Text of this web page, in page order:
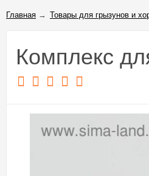
Главная → Товары для грызунов и
Комплекс